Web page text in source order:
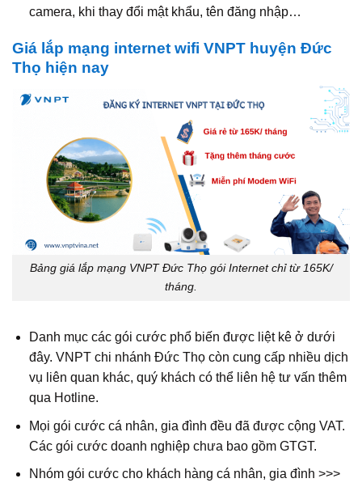
camera, khi thay đổi mật khẩu, tên đăng nhập…
Giá lắp mạng internet wifi VNPT huyện Đức
Thọ hiện nay
Bảng giá lắp mạng VNPT Đức Thọ gói Internet chỉ từ 165K/
tháng.
Danh mục các gói cước phổ biến được liệt kê ở dưới
đây. VNPT chi nhánh Đức Thọ còn cung cấp nhiều dịch
vụ liên quan khác, quý khách có thể liên hệ tư vấn thêm
qua Hotline.
Mọi gói cước cá nhân, gia đình đều đã được cộng VAT.
Các gói cước doanh nghiệp chưa bao gồm GTGT.
Nhóm gói cước cho khách hàng cá nhân, gia đình >>>